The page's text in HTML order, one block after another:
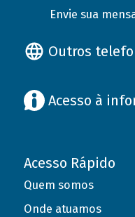
Envie sua
Outros
Acesso à
Acesso Rápido
Quem somos
Onde atuamos